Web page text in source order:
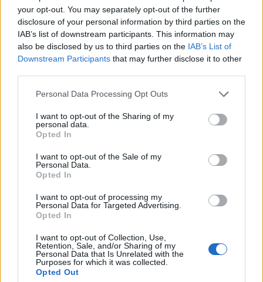
your opt-out. You may separately opt-out of the further
disclosure of your personal information by third parties on the
IAB’s list of downstream participants. This information may
also be disclosed by us to third parties on the IAB’s List of
Downstream Participants that may further disclose it to other
Personal Data Processing Opt Outs
I want to opt-out of the Sharing of my
personal data.
Opted In
I want to opt-out of the Sale of my
Personal Data.
Opted In
I want to opt-out of processing my
Personal Data for Targeted Advertising.
Opted In
I want to opt-out of Collection, Use,
Retention, Sale, and/or Sharing of my
Personal Data that Is Unrelated with the
Purposes for which it was collected.
Opted Out
egyszerre több mint 80 ezer embert tarthatnának
fogva – derül ki a Washington Post által
megszerzett előzetes pályázati dokumentumból.
rendszerrel. Az újonnan letartóztatott bevándorlókat
először néhány hétre feldolgozóközpontokba vinnék.
Onnan hét nagyméretű raktárépület valamelyikébe
irányítanák őket, ahol 5000–10 000 embert tartanának
fogva a kitoloncolásig. A nagy raktárakat Virginia...
KEDVES OLVASÓNK!
A keresett cikk a portfolio.hu hírarchívumához
regisztrációhoz kötött.
Az előfizetés a következőket tartalmazza:
Portfolio.hu teljes cikkarchívum